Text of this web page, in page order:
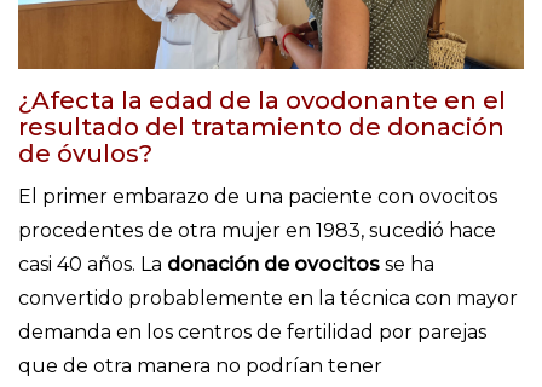
¿Afecta la edad de la ovodonante en el
resultado del tratamiento de donación
de óvulos?
El primer embarazo de una paciente con ovocitos
procedentes de otra mujer en 1983, sucedió hace
casi 40 años. La donación de ovocitos se ha
convertido probablemente en la técnica con mayor
demanda en los centros de fertilidad por parejas
que de otra manera no podrían tener